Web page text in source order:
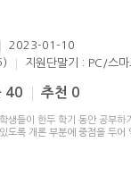
2023-01-10
지원단말기 : PC/스마
40 추천 0
생들이 한두 학기 동안 공부하
도록 개론 부분에 중점을 두어